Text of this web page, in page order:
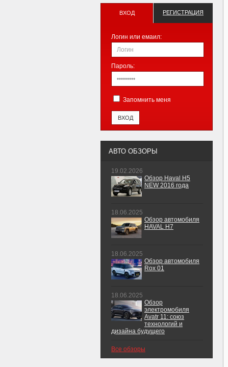
ВХОД РЕГИСТРАЦИЯ
Логин или емаил:
Пароль:
Запомнить меня
АВТО ОБЗОРЫ
19.02.2026
Обзор Haval H5
NEW 2016 года
18.06.2025
Обзор автомобиля
HAVAL H7
18.06.2025
Обзор автомобиля
Rox 01
18.06.2025
Обзор
электромобиля
Avatr 11: союз
технологий и
дизайна будущего
Все обзоры